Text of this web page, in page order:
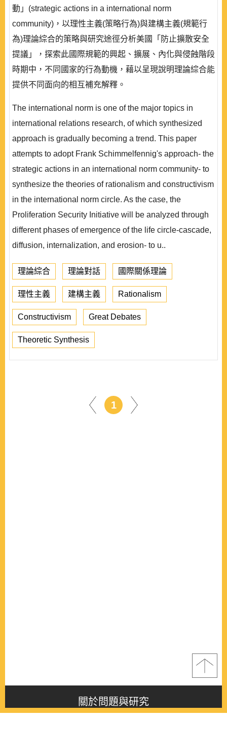
動」(strategic actions in a international norm
community)，以理性主義(策略行為)與建構主義(規範行
為)理論綜合的策略與研究途徑分析美國「防止擴散安全
提議」，探索此國際規範的興起、擴展、內化與侵蝕階段
時期中，不同國家的行為動機，藉以呈現說明理論綜合能
提供不同面向的相互補充解釋。
The international norm is one of the major topics in
international relations research, of which synthesized
approach is gradually becoming a trend. This paper
attempts to adopt Frank Schimmelfennig's approach- the
strategic actions in an international norm community- to
synthesize the theories of rationalism and constructivism
in the international norm circle. As the case, the
Proliferation Security Initiative will be analyzed through
different phases of emergence of the life circle-cascade,
diffusion, internalization, and erosion- to u..
理論綜合 理論對話 國際關係理論
理性主義 建構主義 Rationalism
Constructivism Great Debates
Theoretic Synthesis
1
關於問題與研究
About this journal